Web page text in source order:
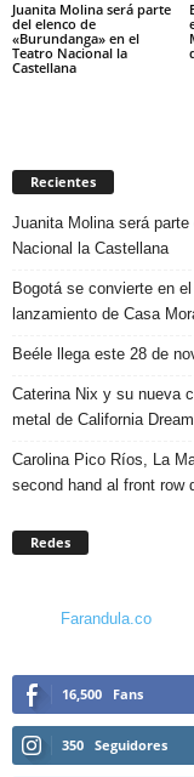
Juanita Molina será parte
del elenco de
«Burundanga» en el
Teatro Nacional la
Castellana
Recientes
Juanita Molina será
Nacional la Castellana
Bogotá se convierte en
lanzamiento de Casa
Beéle llega este 28 de
Caterina Nix y su nueva
metal de California
Carolina Pico Ríos, La
second hand al front row
Redes
Farandula.co
16,500 Fans
350 Seguidores